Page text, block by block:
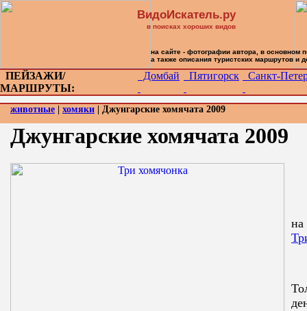
ПЕЙЗАЖИ/
МАРШРУТЫ:
Домбай Пятигорск Санкт-
животные хомяки | Джунгарские хомячата 2009
Джунгарские хомячата 2009
на
ВидоИскатель.ру
в поисках хороших видов
на сайте - фотографии автора, в основном
а также описания туристских маршрутов и